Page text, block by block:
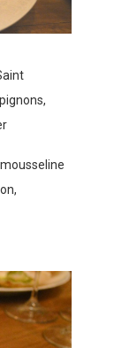
mousseline